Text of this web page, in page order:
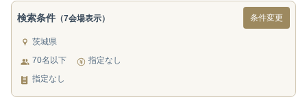
検索条件 （7会場表示） 条件変更
茨城県
70名以下
指定なし
指定なし